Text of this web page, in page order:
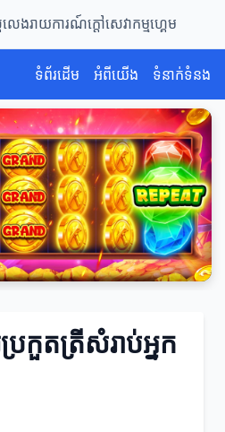
លេងរាយការណ៍ក្តៅសេវាកម្មហ្គេម
ទំព័រដើម អំពីយើង ទំនាក់ទំនង
រកួតត្រីសំរាប់អ្នក